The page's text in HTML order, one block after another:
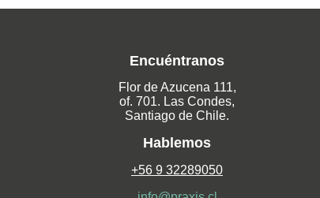
Encuéntranos
Flor de Azucena 111,
of. 701. Las Condes,
Santiago de Chile.
Hablemos
+56 9 32289050